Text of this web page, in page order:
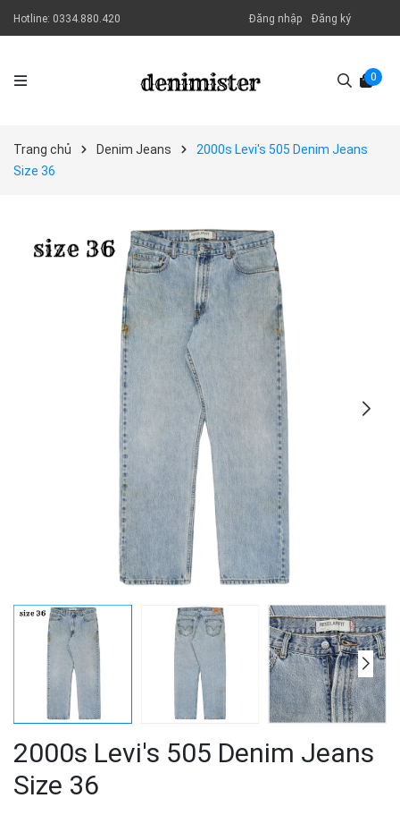
Hotline: 0334.880.420 Đăng nhập Đăng ký
0
Trang chủ Denim Jeans
2000s Levi's 505 Denim Jeans
Size 36
2000s Levi's 505 Denim Jeans
Size 36